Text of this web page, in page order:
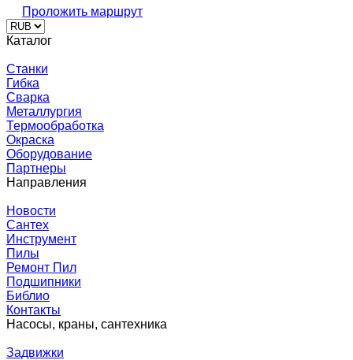
Проложить маршрут
Каталог
Станки
Гибка
Сварка
Металлургия
Термообработка
Окраска
Оборудование
Партнеры
Направления
Новости
Сантех
Инструмент
Пилы
Ремонт Пил
Подшипники
Библио
Контакты
Насосы, краны, сантехника
Задвижки